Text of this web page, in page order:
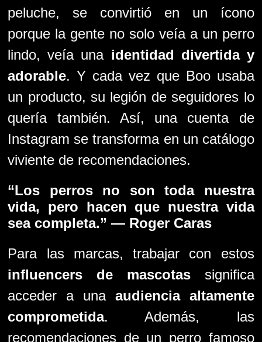
peluche, se convirtió en un ícono
porque la gente no solo veía a un perro
lindo, veía una identidad divertida y
adorable. Y cada vez que Boo usaba
un producto, su legión de seguidores lo
quería también. Así, una cuenta de
Instagram se transforma en un catálogo
viviente de recomendaciones.
“Los perros no son toda nuestra
vida, pero hacen que nuestra vida
sea completa.” — Roger Caras
Para las marcas, trabajar con estos
influencers de mascotassignifica
acceder a una audiencia altamente
comprometida. Además, las
recomendaciones de un perro famoso